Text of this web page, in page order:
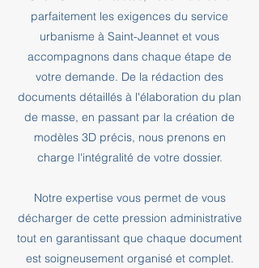
parfaitement les exigences du service
urbanisme à Saint-Jeannet et vous
accompagnons dans chaque étape de
votre demande. De la rédaction des
documents détaillés à l'élaboration du plan
de masse, en passant par la création de
modèles 3D précis, nous prenons en
charge l'intégralité de votre dossier.
Notre expertise vous permet de vous
décharger de cette pression administrative
tout en garantissant que chaque document
est soigneusement organisé et complet.